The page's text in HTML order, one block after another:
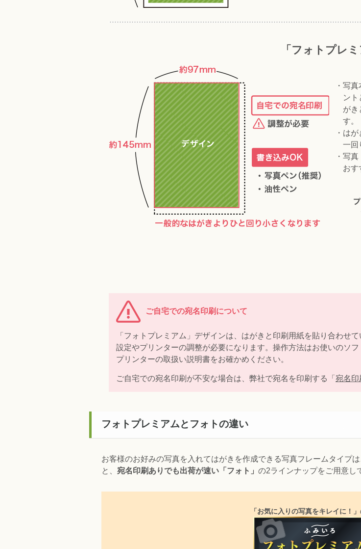
「フォトプレミ
・写
ント
がき
す。
・は
一回
・写
おす
ご自宅での宛名印刷について
「フォトプレミアム」デザインは、はがきと印刷用紙を貼り合わせ
設定やプリンターの調整が必要になります。操作方法はお使いのソ
プリンターの取扱い説明書をお確かめください。
ご自宅での宛名印刷が不安な場合は、弊社で宛名を印刷する「 宛名印
フォトプレミアムとフォトの違い
お客様のお好みの写真を入れてはがきを作成できる写真フレームタイプは
と、 宛名印刷ありでも出荷が速い「フォト」 の2ラインナップをご用意し
「お気に入りの写真をキレイに！